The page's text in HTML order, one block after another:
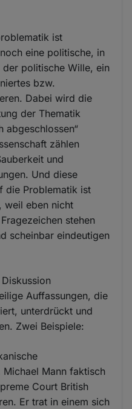
ist
eine politische, in
politische Wille, ein
bzw.
Dabei wird die
der Thematik
abgeschlossen“
zählen
und
Und diese
die Problematik ist
weil eben nicht
stehen
scheinbar eindeutigen
Auffassungen, die
unterdrückt und
Zwei Beispiele:
Mann faktisch
Court British
Er trat in einem sich